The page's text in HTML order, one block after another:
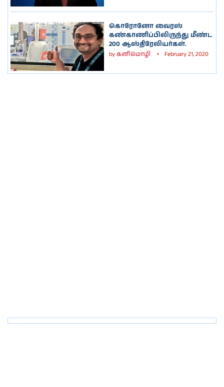
கொரோனோ வைரஸ்
கண்காணிப்பிலிருந்து மீண்ட
200 ஆஸ்திரேலியர்கள்.
byகனிமொழி February 21, 2020